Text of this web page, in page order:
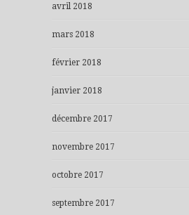
avril 2018
mars 2018
février 2018
janvier 2018
décembre 2017
novembre 2017
octobre 2017
septembre 2017